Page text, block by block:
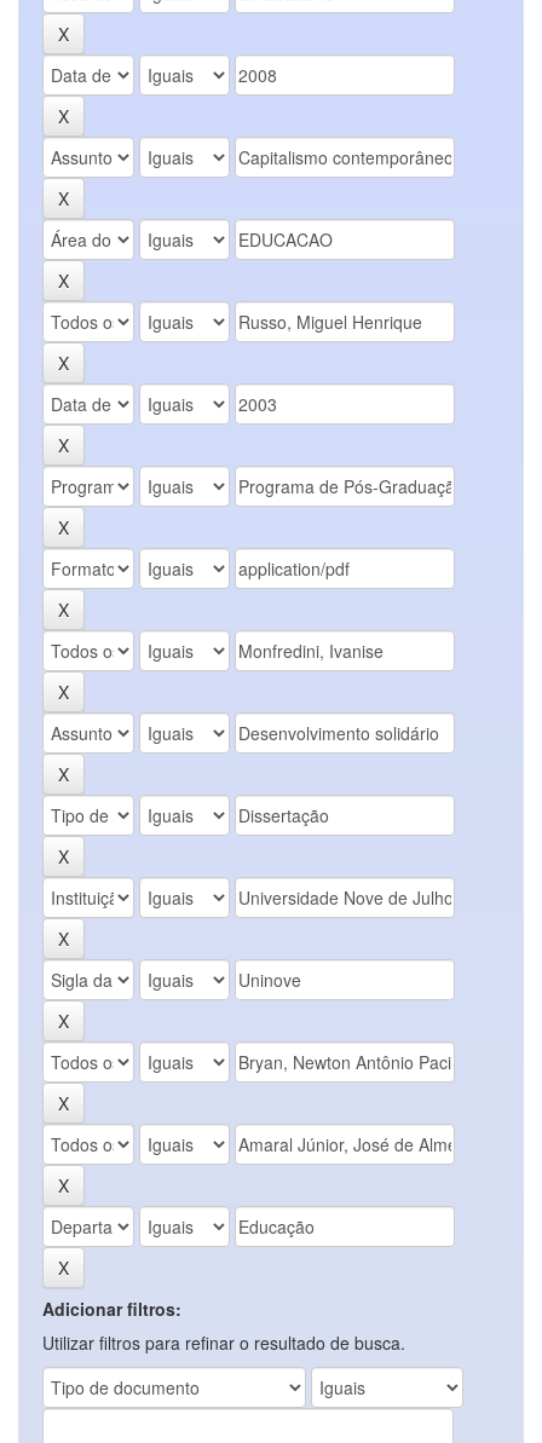
Adicionar filtros:
Utilizar filtros para refinar o resultado de busca.